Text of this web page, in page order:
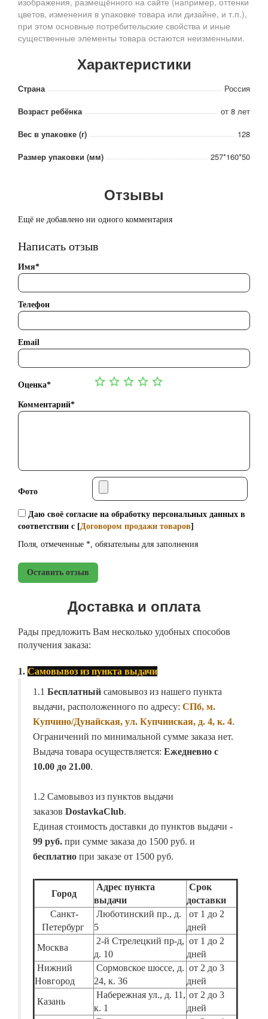
цветов, изменения в упаковке товара или дизайне, и т.п.),
при этом основные потребительские свойства и иные
существенные элементы товара остаются неизменными.
Характеристики
Страна
Россия
Возраст ребёнка
от 8 лет
Вес в упаковке (г)
128
Размер упаковки (мм)
257*160*50
Отзывы
Ещё не добавлено ни одного комментария
Написать отзыв
Имя*
Телефон
Email
Оценка*
Комментарий*
Фото
Даю своё согласие на обработку персональных данных в
соответствии с [Договором продажи товаров]
Поля, отмеченные *, обязательны для заполнения
Оставить отзыв
Доставка и оплата
Рады предложить Вам несколько удобных способов
получения заказа:
1. Самовывоз из пункта выдачи
1.1 Бесплатный самовывоз из нашего пункта
выдачи, расположенного по адресу: СПб, м.
Купчино/Дунайская, ул. Купчинская, д. 4, к. 4.
Ограничений по минимальной сумме заказа нет.
Выдача товара осуществляется: Ежедневно с
10.00 до 21.00.
1.2 Самовывоз из пунктов выдачи
заказов DostavkaClub.
Единая стоимость доставки до пунктов выдачи -
99 руб. при сумме заказа до 1500 руб. и
бесплатно при заказе от 1500 руб.
Город
Адрес пункта
выдачи
Срок
доставки
Санкт-
Петербург
Люботинский пр., д.
5
от 1 до 2
дней
Москва
2-й Стрелецкий пр-д,
д. 10
от 1 до 2
дней
Нижний
Новгород
Сормовское шоссе, д.
24, к. 36
от 2 до 3
дней
Казань
Набережная ул., д. 11,
к. 1
от 2 до 3
дней